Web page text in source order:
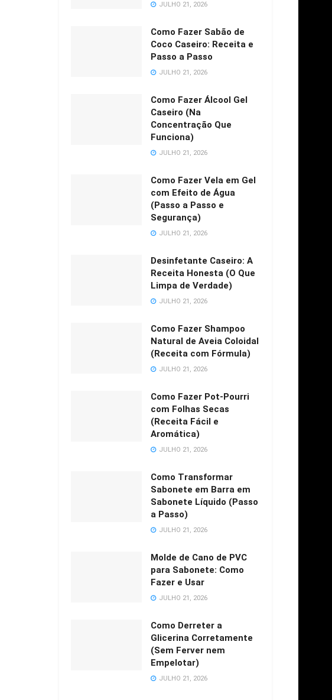
JULHO 21, 2026
Como Fazer Sabão de
Coco Caseiro: Receita e
Passo a Passo
JULHO 21, 2026
Como Fazer Álcool Gel
Caseiro (Na
Concentração Que
Funciona)
JULHO 21, 2026
Como Fazer Vela em Gel
com Efeito de Água
(Passo a Passo e
Segurança)
JULHO 21, 2026
Desinfetante Caseiro: A
Receita Honesta (O Que
Limpa de Verdade)
JULHO 21, 2026
Como Fazer Shampoo
Natural de Aveia Coloidal
(Receita com Fórmula)
JULHO 21, 2026
Como Fazer Pot-Pourri
com Folhas Secas
(Receita Fácil e
Aromática)
JULHO 21, 2026
Como Transformar
Sabonete em Barra em
Sabonete Líquido (Passo
a Passo)
JULHO 21, 2026
Molde de Cano de PVC
para Sabonete: Como
Fazer e Usar
JULHO 21, 2026
Como Derreter a
Glicerina Corretamente
(Sem Ferver nem
Empelotar)
JULHO 21, 2026